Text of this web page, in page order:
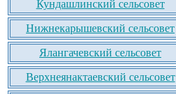
Кундашлинский сельсовет
Нижнекарышевский сельсовет
Ялангачевский сельсовет
Верхнеянактаевский сельсовет